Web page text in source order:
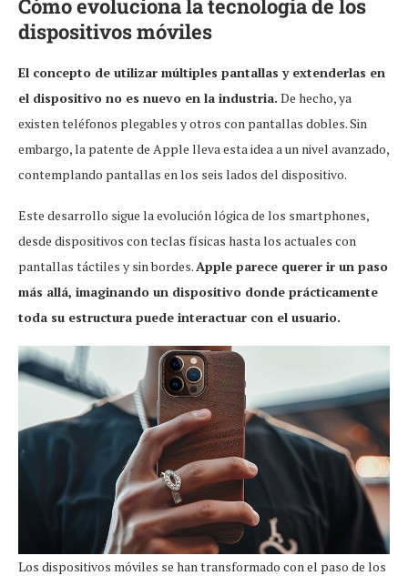
Cómo evoluciona la tecnología de los
dispositivos móviles
El concepto de utilizar múltiples pantallas y extenderlas en
el dispositivo no es nuevo en la industria. De hecho, ya
existen teléfonos plegables y otros con pantallas dobles. Sin
embargo, la patente de Apple lleva esta idea a un nivel avanzado,
contemplando pantallas en los seis lados del dispositivo.
Este desarrollo sigue la evolución lógica de los smartphones,
desde dispositivos con teclas físicas hasta los actuales con
pantallas táctiles y sin bordes.Apple parece querer ir un paso
más allá, imaginando un dispositivo donde prácticamente
toda su estructura puede interactuar con el usuario.
Los dispositivos móviles se han transformado con el paso de los